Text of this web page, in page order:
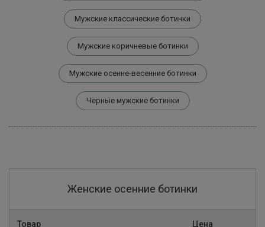
Мужские классические ботинки
Мужские коричневые ботинки
Мужские осенне-весенние ботинки
Черные мужские ботинки
Женские осенние ботинки
Товар Цена